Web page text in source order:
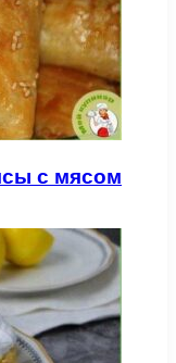
с мясом